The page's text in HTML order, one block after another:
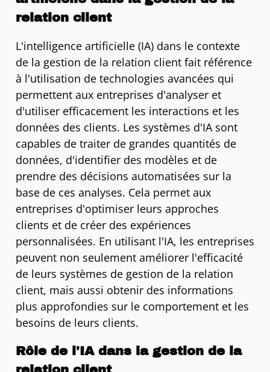
relation client
L'intelligence artificielle (IA) dans le contexte
de la gestion de la relation client fait référence
à l'utilisation de technologies avancées qui
permettent aux entreprises d'analyser et
d'utiliser efficacement les interactions et les
données des clients. Les systèmes d'IA sont
capables de traiter de grandes quantités de
données, d'identifier des modèles et de
prendre des décisions automatisées sur la
base de ces analyses. Cela permet aux
entreprises d'optimiser leurs approches
clients et de créer des expériences
personnalisées. En utilisant l'IA, les entreprises
peuvent non seulement améliorer l'efficacité
de leurs systèmes de gestion de la relation
client, mais aussi obtenir des informations
plus approfondies sur le comportement et les
besoins de leurs clients.
Rôle de l'IA dans la gestion de la